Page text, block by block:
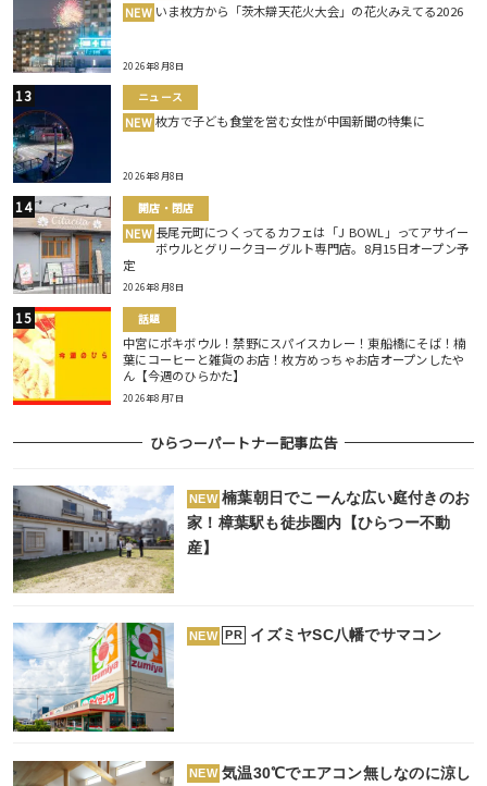
NEW いま枚方から「茨木辯天花火大会」の花火みえてる2026
2026年8月8日
ニュース
NEW 枚方で子ども食堂を営む女性が中国新聞の特集に
2026年8月8日
開店・閉店
NEW 長尾元町につくってるカフェは「J BOWL」ってアサイー
ボウルとグリークヨーグルト専門店。8月15日オープン予
定
2026年8月8日
話題
中宮にポキボウル！禁野にスパイスカレー！東船橋にそば！楠
葉にコーヒーと雑貨のお店！枚方めっちゃお店オープンしたや
ん【今週のひらかた】
2026年8月7日
ひらつーパートナー記事広告
NEW 楠葉朝日でこーんな広い庭付きのお
家！樟葉駅も徒歩圏内【ひらつー不動
産】
NEW PR イズミヤSC八幡でサマコン
NEW 気温30℃でエアコン無しなのに涼し